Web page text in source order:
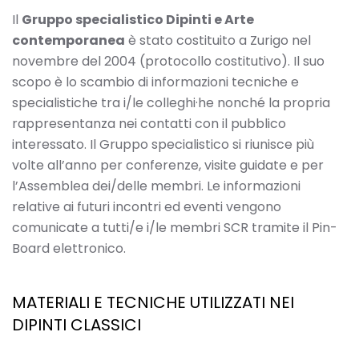
Il Gruppo specialistico Dipinti e Arte
contemporanea è stato costituito a Zurigo nel
novembre del 2004 (protocollo costitutivo). Il suo
scopo è lo scambio di informazioni tecniche e
specialistiche tra i/le colleghi·he nonché la propria
rappresentanza nei contatti con il pubblico
interessato. Il Gruppo specialistico si riunisce più
volte all’anno per conferenze, visite guidate e per
l’Assemblea dei/delle membri. Le informazioni
relative ai futuri incontri ed eventi vengono
comunicate a tutti/e i/le membri SCR tramite il Pin-
Board elettronico.
MATERIALI E TECNICHE UTILIZZATI NEI
DIPINTI CLASSICI